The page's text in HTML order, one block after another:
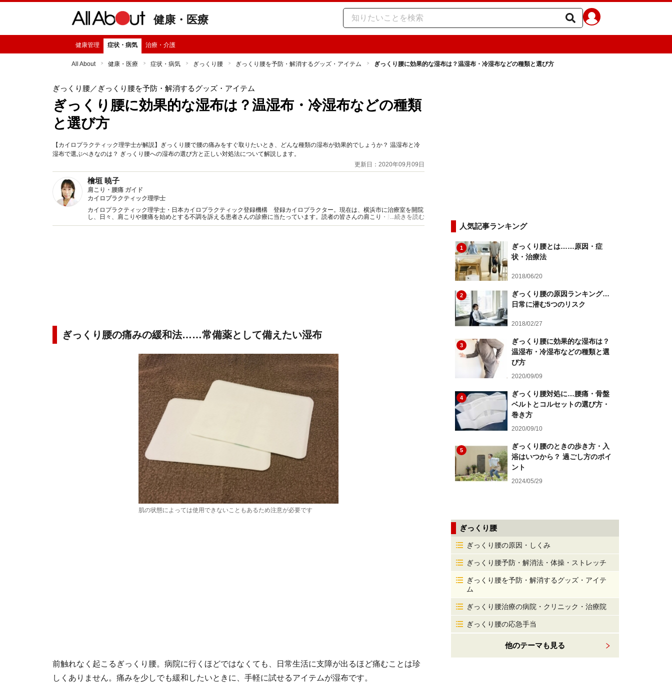
健康・医療
健康管理 症状・病気 治療・介護
All About 健康・医療 症状・病気 ぎっくり腰 ぎっくり腰を予防・解消するグッズ・アイテム ぎっくり腰に効果的な湿布は？温湿布・冷湿布などの種類と選び方
ぎっくり腰／ぎっくり腰を予防・解消するグッズ・アイテム
ぎっくり腰に効果的な湿布は？温湿布・冷湿布などの種類
と選び方
【カイロプラクティック理学士が解説】ぎっくり腰で腰の痛みをすぐ取りたいとき、どんな種類の湿布が効果的でしょうか？ 温湿布と冷
湿布で選ぶべきなのは？ ぎっくり腰への湿布の選び方と正しい対処法について解説します。
更新日：2020年09月09日
檜垣 暁子
肩こり・腰痛 ガイド
カイロプラクティック理学士
カイロプラクティック理学士・日本カイロプラクティック登録機構 登録カイロプラクター。現在は、横浜市に治療室を開院
し、日々、肩こりや腰痛を始めとする不調を訴える患者さんの診療に当たっています。読者の皆さんの肩こり・腰痛の緩和や
予防に役立つよう、詳しい情報をお伝えしていきます。
...続きを読む
ぎっくり腰の痛みの緩和法……常備薬として備えたい湿布
肌の状態によっては使用できないこともあるため注意が必要です
前触れなく起こるぎっくり腰。病院に行くほどではなくても、日常生活に支障が出るほど痛むことは珍
しくありません。痛みを少しでも緩和したいときに、手軽に試せるアイテムが湿布です。
人気記事ランキング
1
ぎっくり腰とは……原因・症
状・治療法
2018/06/20
2
ぎっくり腰の原因ランキング…
日常に潜む5つのリスク
2018/02/27
3
ぎっくり腰に効果的な湿布は？
温湿布・冷湿布などの種類と選
び方
2020/09/09
4
ぎっくり腰対処に…腰痛・骨盤
ベルトとコルセットの選び方・
巻き方
2020/09/10
5
ぎっくり腰のときの歩き方・入
浴はいつから？ 過ごし方のポイ
ント
2024/05/29
ぎっくり腰
ぎっくり腰の原因・しくみ
ぎっくり腰予防・解消法・体操・ストレッチ
ぎっくり腰を予防・解消するグッズ・アイテ
ム
ぎっくり腰治療の病院・クリニック・治療院
ぎっくり腰の応急手当
他のテーマも見る